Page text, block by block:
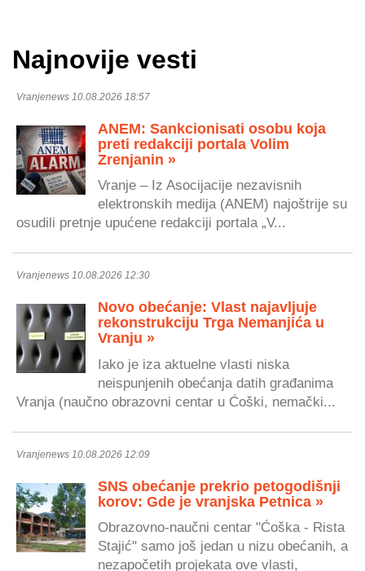
Najnovije vesti
Vranjenews 10.08.2026 18:57
ANEM: Sankcionisati osobu koja
preti redakciji portala Volim
Zrenjanin »
Vranje – Iz Asocijacije nezavisnih
elektronskih medija (ANEM) najoštrije su
osudili pretnje upućene redakciji portala „V...
Vranjenews 10.08.2026 12:30
Novo obećanje: Vlast najavljuje
rekonstrukciju Trga Nemanjića u
Vranju »
Iako je iza aktuelne vlasti niska
neispunjenih obećanja datih građanima
Vranja (naučno obrazovni centar u Ćoški, nemački...
Vranjenews 10.08.2026 12:09
SNS obećanje prekrio petogodišnji
korov: Gde je vranjska Petnica »
Obrazovno-naučni centar "Ćoška - Rista
Stajić" samo još jedan u nizu obećanih, a
nezapočetih projekata ove vlasti,